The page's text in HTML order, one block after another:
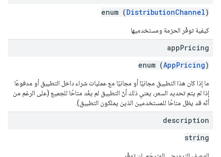
enum (DistributionChannel)
كيفية توفّر الحزمة ومستخدميها
appPricing
enum (AppPricing)
ما إذا كان هذا التطبيق مجانيًا أو مجانيًا مع عمليات شراء داخل التطبيق أو مدفوعًا
إذا لم يتم تحديد السعر، يعني ذلك أنّ التطبيق لم يعُد متاحًا للجميع (على الرغم من
أنّه قد يظل متاحًا للمستخدمين الذين يملكون التطبيق).
description
string